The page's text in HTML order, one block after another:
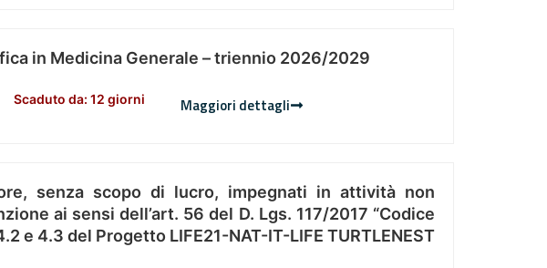
in Medicina Generale – triennio 2026/2029
Scaduto da: 12 giorni Maggiori dettagli
senza scopo di lucro, impegnati in attività non
ai sensi dell’art. 56 del D. Lgs. 117/2017 “Codice
4.3 del Progetto LIFE21-NAT-IT-LIFE TURTLENEST